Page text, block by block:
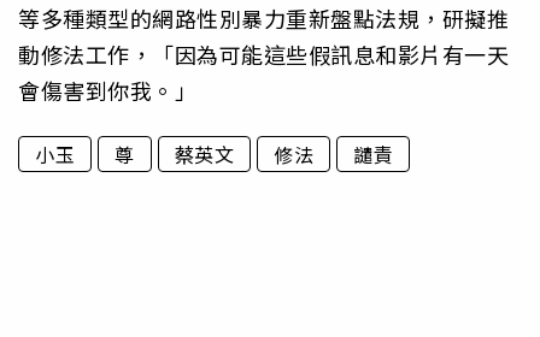
等多種類型的網路性別暴力重新盤點法規，研擬推
動修法工作，「因為可能這些假訊息和影片有一天
會傷害到你我。」
小玉 尊 蔡英文 修法 譴責